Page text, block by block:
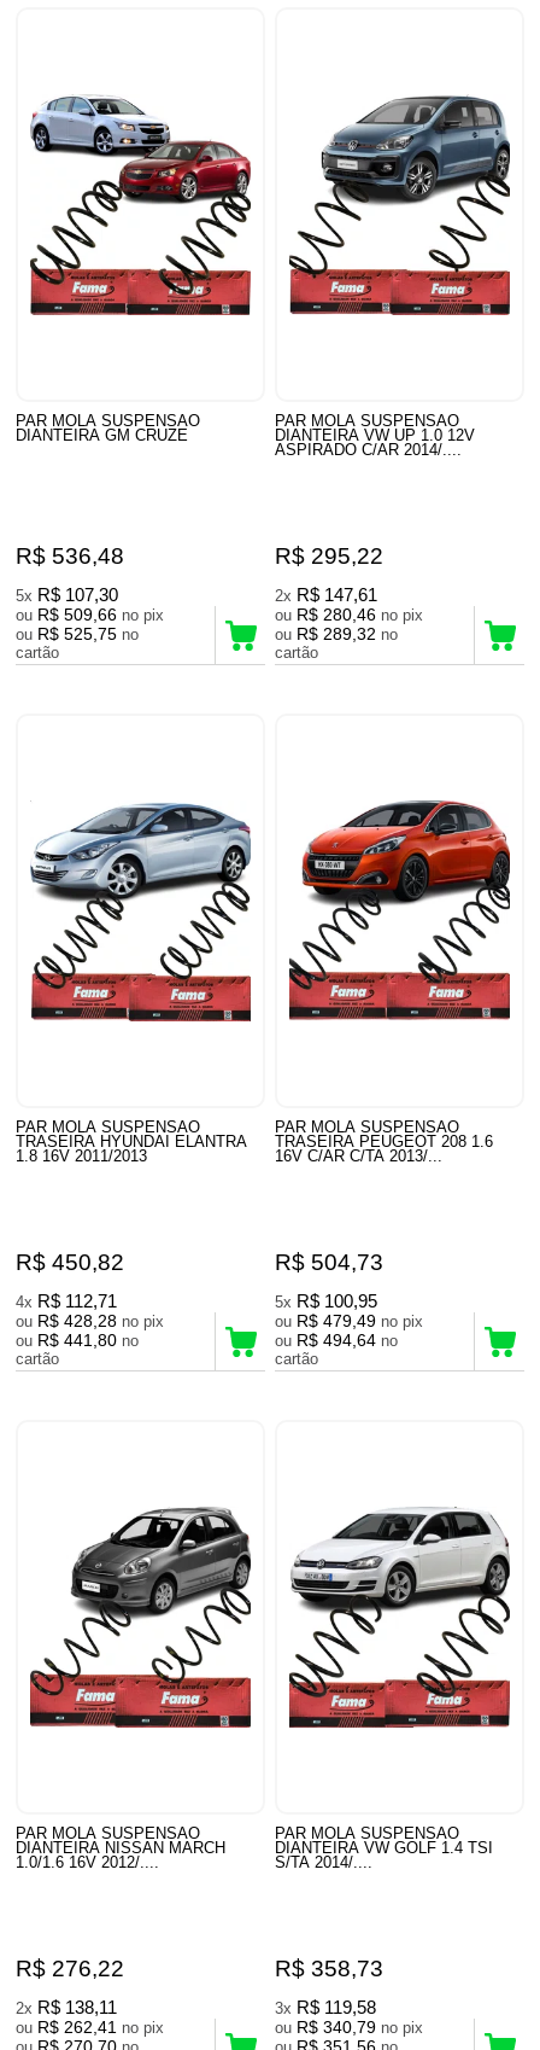
PAR MOLA SUSPENSAO
DIANTEIRA GM CRUZE
R$ 536,48
5x R$ 107,30
ou R$ 509,66
no pix
ou R$ 525,75 no
cartão
PAR MOLA SUSPENSAO
DIANTEIRA VW UP 1.0 12V
ASPIRADO C/AR 2014/....
R$ 295,22
2x R$ 147,61
ou R$ 280,46
no pix
ou R$ 289,32 no
cartão
PAR MOLA SUSPENSAO
TRASEIRA HYUNDAI ELANTRA
1.8 16V 2011/2013
R$ 450,82
4x R$ 112,71
ou R$ 428,28
no pix
ou R$ 441,80 no
cartão
PAR MOLA SUSPENSAO
TRASEIRA PEUGEOT 208 1.6
16V C/AR C/TA 2013/...
R$ 504,73
5x R$ 100,95
ou R$ 479,49
no pix
ou R$ 494,64 no
cartão
PAR MOLA SUSPENSAO
DIANTEIRA NISSAN MARCH
1.0/1.6 16V 2012/....
R$ 276,22
2x R$ 138,11
ou R$ 262,41
no pix
PAR MOLA SUSPENSAO
DIANTEIRA VW GOLF 1.4 TSI
S/TA 2014/....
R$ 358,73
3x R$ 119,58
ou R$ 340,79
no pix